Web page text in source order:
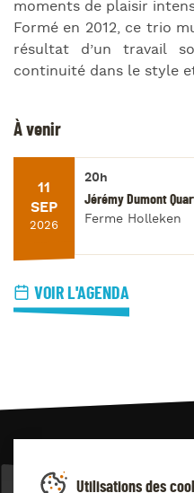
moments de plaisir
Formé en 2012, ce trio
résultat d’un travail
continuité dans le style
À venir
11
SEP
2026
20h
Jérémy Dumont
Ferme Holleken
VOIR L'AGENDA
JAZZ4
Utilisations des